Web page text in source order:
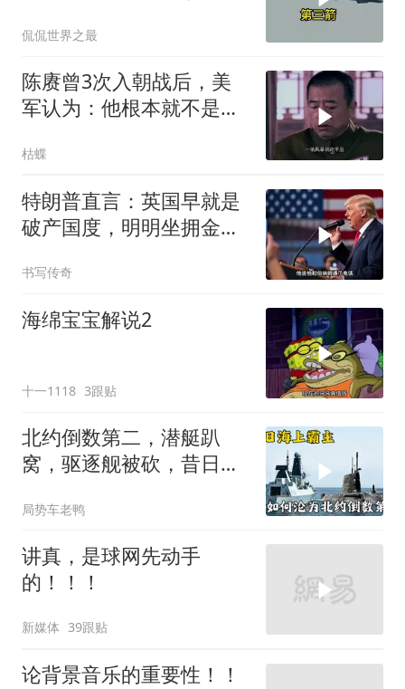
侃侃世界之最
陈赓曾3次入朝战后，美
军认为：他根本就不是来
枯蝶
特朗普直言：英国早就是
破产国度，明明坐拥金
书写传奇
海绵宝宝解说2
十一1118 3跟贴
北约倒数第二，潜艇趴
窝，驱逐舰被砍，昔日的
局势车老鸭
讲真，是球网先动手
的！！！
新媒体 39跟贴
论背景音乐的重要性！！